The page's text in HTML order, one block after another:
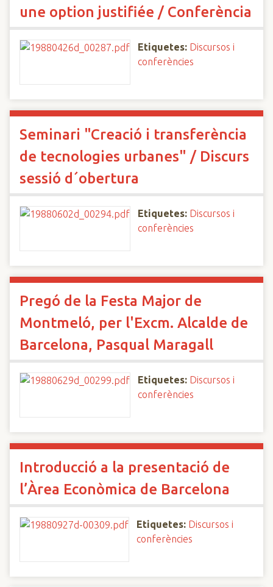
une option justifiée / Conferència
Etiquetes: Discursos i
conferències
Seminari "Creació i transferència
de tecnologies urbanes" / Discurs
sessió d´obertura
Etiquetes: Discursos i
conferències
Pregó de la Festa Major de
Montmeló, per l'Excm. Alcalde de
Barcelona, Pasqual Maragall
Etiquetes: Discursos i
conferències
Introducció a la presentació de
l’Àrea Econòmica de Barcelona
Etiquetes: Discursos i
conferències